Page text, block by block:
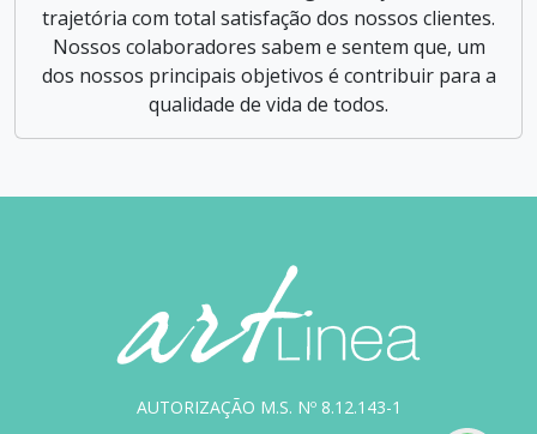
trajetória com total satisfação dos nossos clientes.
Nossos colaboradores sabem e sentem que, um
dos nossos principais objetivos é contribuir para a
qualidade de vida de todos.
AUTORIZAÇÃO M.S. Nº 8.12.143-1